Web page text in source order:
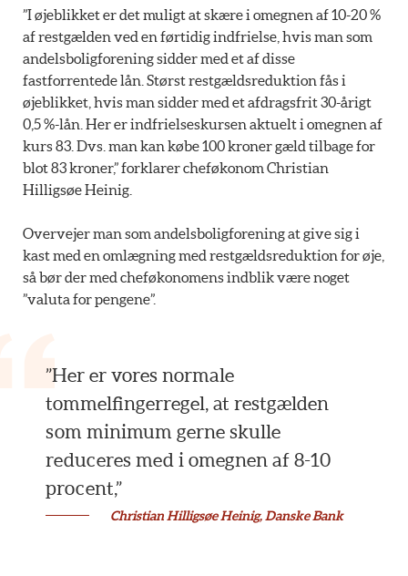
”I øjeblikket er det muligt at skære i omegnen af 10-20 %
af restgælden ved en førtidig indfrielse, hvis man som
andelsboligforening sidder med et af disse
fastforrentede lån. Størst restgældsreduktion fås i
øjeblikket, hvis man sidder med et afdragsfrit 30-årigt
0,5 %-lån. Her er indfrielseskursen aktuelt i omegnen af
kurs 83. Dvs. man kan købe 100 kroner gæld tilbage for
blot 83 kroner,” forklarer cheføkonom Christian
Hilligsøe Heinig.
Overvejer man som andelsboligforening at give sig i
kast med en omlægning med restgældsreduktion for øje,
så bør der med cheføkonomens indblik være noget
”valuta for pengene”.
”Her er vores normale
tommelfingerregel, at restgælden
som minimum gerne skulle
reduceres med i omegnen af 8-10
procent,”
Christian Hilligsøe Heinig, Danske Bank